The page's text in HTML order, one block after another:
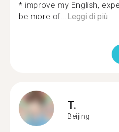
* improve my English,
be more of...Leggi di più
T.
Beijing